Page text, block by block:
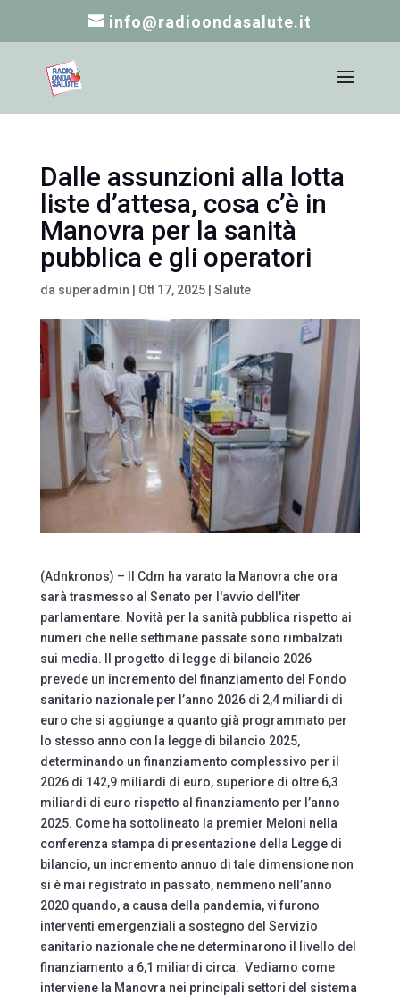
info@radioondasalute.it
Dalle assunzioni alla lotta
liste d’attesa, cosa c’è in
Manovra per la sanità
pubblica e gli operatori
da superadmin Ott 17, 2025| Salute
(Adnkronos) – Il Cdm ha varato la Manovra che ora
sarà trasmesso al Senato per l'avvio dell'iter
parlamentare. Novità per la sanità pubblica rispetto ai
numeri che nelle settimane passate sono rimbalzati
sui media. Il progetto di legge di bilancio 2026
prevede un incremento del finanziamento del Fondo
sanitario nazionale per l’anno 2026 di 2,4 miliardi di
euro che si aggiunge a quanto già programmato per
lo stesso anno con la legge di bilancio 2025,
determinando un finanziamento complessivo per il
2026 di 142,9 miliardi di euro, superiore di oltre 6,3
miliardi di euro rispetto al finanziamento per l’anno
2025. Come ha sottolineato la premier Meloni nella
conferenza stampa di presentazione della Legge di
bilancio, un incremento annuo di tale dimensione non
si è mai registrato in passato, nemmeno nell’anno
2020 quando, a causa della pandemia, vi furono
interventi emergenziali a sostegno del Servizio
sanitario nazionale che ne determinarono il livello del
finanziamento a 6,1 miliardi circa. Vediamo come
interviene la Manovra nei principali settori del sistema